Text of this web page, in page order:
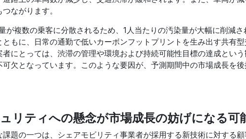
ながります。
が複数の乗客に分散されるため、1人当たりの汚染量が大幅に削減
もに、日常の通勤で低いカーボンフットプリントを生み出す共有
にとっては、渋滞の管理や環境および持続可能性目標の達成とい
欠となっています。このような要因が、予測期間中の市場成長を後
リティへの懸念が市場成長の妨げになる可
題の一つは、シェアモビリティ事業者が採用する新技術に対する